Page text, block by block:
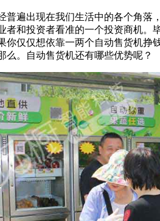
普遍出现在我们生活中的各个角
者和投资者看准的一个投资商机。
你仅仅想依靠一两个自动售货机
么。自动售货机还有哪些优势呢？